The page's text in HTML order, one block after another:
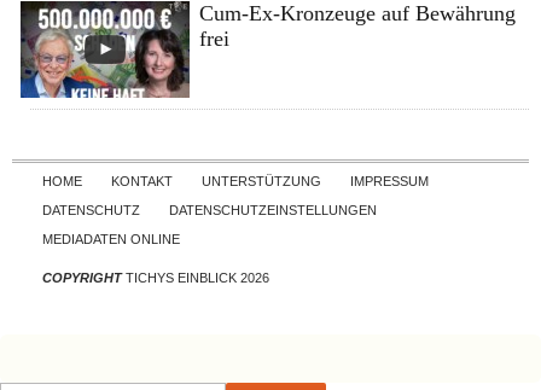
Cum-Ex-Kronzeuge auf Bewährung
frei
Skip to content
HOME KONTAKT UNTERSTÜTZUNG
IMPRESSUM
DATENSCHUTZ
DATENSCHUTZEINSTELLUNGEN
MEDIADATEN ONLINE
COPYRIGHTTICHYS EINBLICK 2026